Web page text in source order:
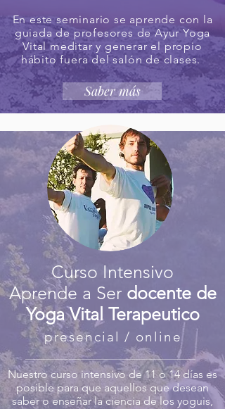
En este seminario se aprende con la
guiada de profesores de Ayur Yoga
Vital meditar y generar el propio
hábito fuera del salón de clases.
Saber más
Curso Intensivo
Aprende a Ser docente de
Yoga Vital Terapeutico
presencial / online
Nuestro curso intensivo de 11 o 14 días es
posible para que aquellos que desean
saber o enseñar la ciencia de los yoguis,